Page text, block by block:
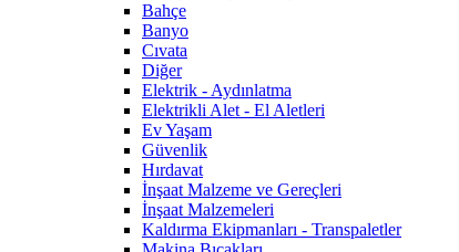
Bahçe
Banyo
Cıvata
Diğer
Elektrik - Aydınlatma
Elektrikli Alet - El Aletleri
Ev Yaşam
Güvenlik
Hırdavat
İnşaat Malzeme ve Gereçleri
İnşaat Malzemeleri
Kaldırma Ekipmanları - Transpaletler